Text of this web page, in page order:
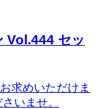
Vol.444 セッ
求めいただけま
いませ。